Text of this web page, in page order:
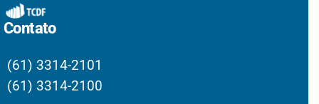
Contato
(61) 3314-2101
(61) 3314-2100